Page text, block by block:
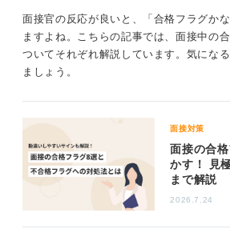
褒められた点は自分の強みととら
う！
らなくても、将来的に応募者が自分た
なる可能性もあるため、悪い印象より
たいという思いがあるのかもしれませ
ただ、根拠もなく褒めることは考えに
れた点は、今回縁がなかった企業から
素の一つであったととらえ、自信を持
面接官の反応が良いと、「合格フラグか
ますよね。こちらの記事では、面接中の
ついてそれぞれ解説しています。気にな
ましょう。
面接対策
面接の合
かす！ 見
まで解説
2026.7.24